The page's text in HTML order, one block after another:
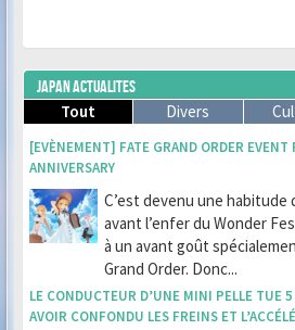
JAPAN ACTUALITES
Tout
Divers
[EVÈNEMENT] FATE GRAND ORDER
ANNIVERSARY
C’est devenu une habitude
avant l’enfer du Wonder
à un avant goût
Grand Order. Donc...
LE CONDUCTEUR D’UNE MINI PELLE TUE
AVOIR CONFONDU LES FREINS ET